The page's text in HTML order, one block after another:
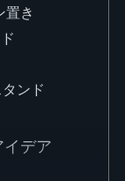
置き
ンド
イデア